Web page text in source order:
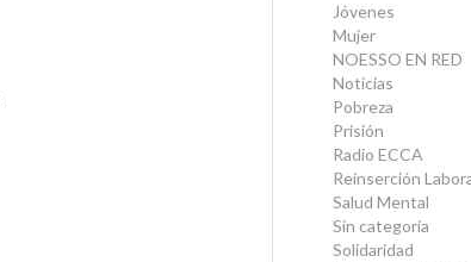
Jóvenes
Mujer
NOESSO EN RED
Noticias
Pobreza
Prisión
Radio ECCA
Reinserción
Salud Mental
Sin categoría
Solidaridad